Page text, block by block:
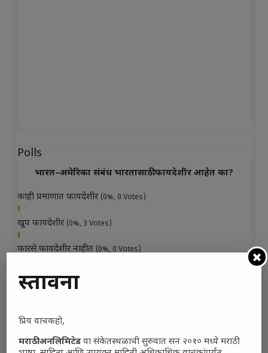
Polls
भारत–अमेरिका संबंध भारतासाठी फायदेशीर आहेत का?
काही प्रमाणात फायदेशीर (0%, 0 Votes)
खूप फायदेशीर (0%, 3 Votes)
फारसे फायदेशीर नाहीत (0%, 0 Votes)
नुकसानकारक(0%, 6 Votes)
Polls Archive
प्रस्तावना
प्रिय वाचकहो,
मराठी अनलिमिटेड या संकेतस्थळाची सुरुवात सन २०१० मध्ये मराठी